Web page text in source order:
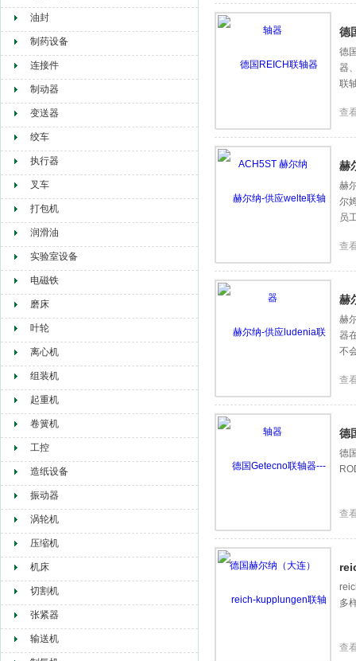
油封
制药设备
连接件
制动器
变送器
绞车
执行器
叉车
打包机
润滑油
实验室设备
电磁铁
磨床
叶轮
离心机
组装机
起重机
卷簧机
工控
造纸设备
振动器
涡轮机
压缩机
机床
切割机
张紧器
输送机
德
德
器
联
查
赫
赫
尔
员
查
赫
赫
器
不
查
德
德
查
多
查